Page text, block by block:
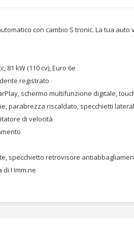
con cambio S tronic. La tua
81 kW (110 cv), Euro 6e
registrato
schermo multifunzione digitale,
parabrezza riscaldato, specchietti
di velocità
specchietto retrovisore
di I Imm.ne